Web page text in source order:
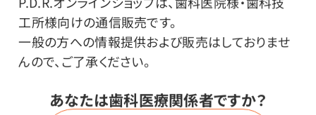
工所様向けの通信販売です。
一般の方への情報提供および販売はしておりませ
んので、ご了承ください。
あなたは歯科医療関係者ですか？
●中国製
●ゴム：超幅広平ゴムノンラテックス・ゴム肌側●ノーズピ
ース：樹脂
25.5×高さ22.0cm 小箱サイズ／縦10.5×横19.5×高